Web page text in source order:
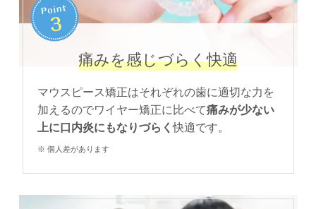
痛みを感じづらく快適
マウスピース矯正はそれぞれの歯に適切な力を
加えるのでワイヤー矯正に比べて痛みが少ない
上に口内炎にもなりづらく快適です。
※ 個人差があります